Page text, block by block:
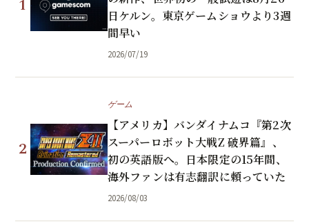
1
日ケルン。東京ゲームショウより3週
間早い
2026/07/19
2
ゲーム
【アメリカ】バンダイナムコ『第2次
スーパーロボット大戦Z 破界篇』、
初の英語版へ。日本限定の15年間、
海外ファンは有志翻訳に頼っていた
2026/08/03